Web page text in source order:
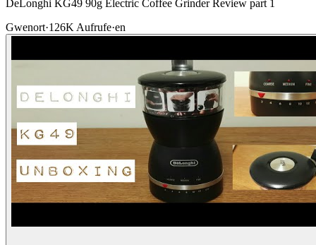
DeLonghi KG49 90g Electric Coffee Grinder Review part 1
Gwenort·126K Aufrufe·en